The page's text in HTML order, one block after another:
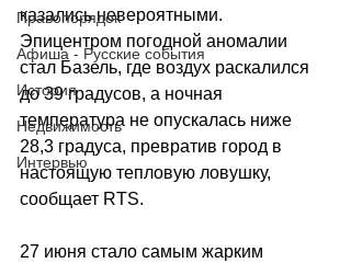
Правопорядок
Афиша - Русские события
История
Недвижимость
Интервью
казались невероятными.
Эпицентром погодной аномалии
стал Базель, где воздух раскалился
до 39 градусов, а ночная
температура не опускалась ниже
28,3 градуса, превратив город в
настоящую тепловую ловушку,
сообщает RTS.
27 июня стало самым жарким